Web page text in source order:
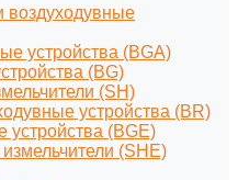
воздуходувные
устройства (BGA)
(BG)
(SH)
устройства (BR)
устройства (BGE)
(SHE)